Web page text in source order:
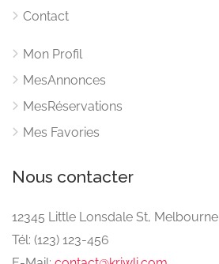
Contact
Mon Profil
MesAnnonces
MesRéservations
Mes Favories
Nous contacter
12345 Little Lonsdale St, Melbourne
Tél: (123) 123-456